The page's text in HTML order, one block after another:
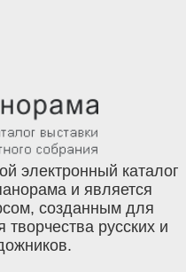
электронный каталог
и является
созданным для
творчества русских и